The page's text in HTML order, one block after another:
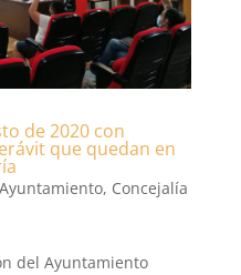
de 2020 con
que quedan en
Ayuntamiento, Concejalía
del Ayuntamiento